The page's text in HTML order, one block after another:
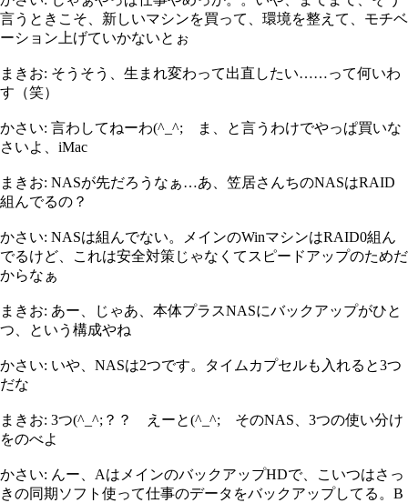
言うときこそ、新しいマシンを買って、環境を整えて、モチベ
ーション上げていかないとぉ
まきお: そうそう、生まれ変わって出直したい……って何いわ
す（笑）
かさい: 言わしてねーわ(^_^; ま、と言うわけでやっぱ買いな
さいよ、iMac
まきお: NASが先だろうなぁ…あ、笠居さんちのNASはRAID
組んでるの？
かさい: NASは組んでない。メインのWinマシンはRAID0組ん
でるけど、これは安全対策じゃなくてスピードアップのためだ
からなぁ
まきお: あー、じゃあ、本体プラスNASにバックアップがひと
つ、という構成やね
かさい: いや、NASは2つです。タイムカプセルも入れると3つ
だな
まきお: 3つ(^_^;？？ えーと(^_^; そのNAS、3つの使い分け
をのべよ
かさい: んー、AはメインのバックアップHDで、こいつはさっ
きの同期ソフト使って仕事のデータをバックアップしてる。B